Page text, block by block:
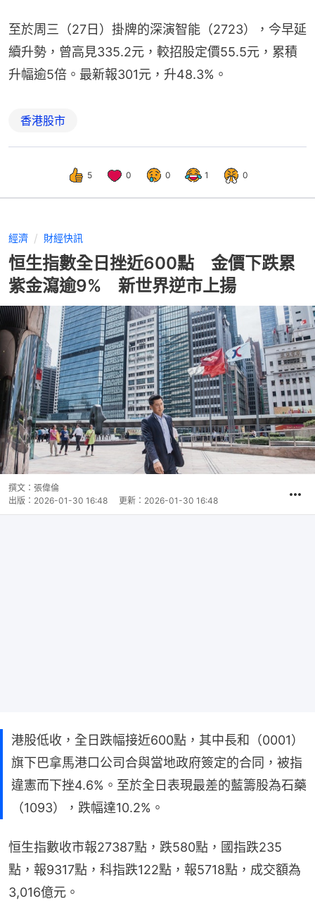
至於周三（27日）掛牌的深演智能（2723），今早延
續升勢，曾高見335.2元，較招股定價55.5元，累積
升幅逾5倍。最新報301元，升48.3%。
香港股市
5 0 0 1 0
經濟 財經快訊
恒生指數全日挫近600點 金價下跌累
紫金瀉逾9% 新世界逆市上揚
撰文： 張偉倫
出版： 2026-01-30 16:48 更新： 2026-01-30 16:48
港股低收，全日跌幅接近600點，其中長和（0001）
旗下巴拿馬港口公司合與當地政府簽定的合同，被指
違憲而下挫4.6%。至於全日表現最差的藍籌股為石藥
（1093），跌幅達10.2%。
恒生指數收市報27387點，跌580點，國指跌235
點，報9317點，科指跌122點，報5718點，成交額為
3,016億元。